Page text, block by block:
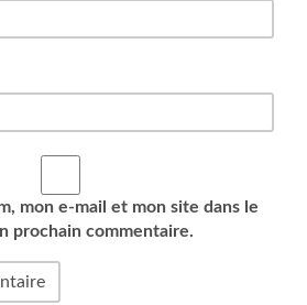
mon e-mail et mon site dans le
prochain commentaire.